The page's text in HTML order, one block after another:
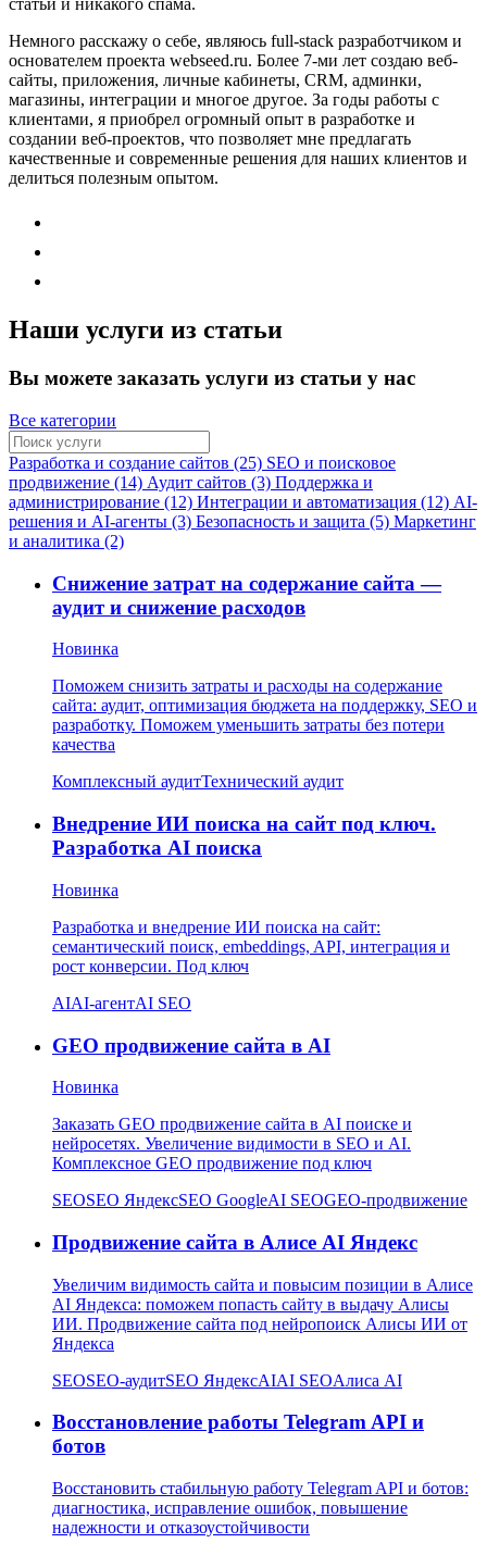
статьи и никакого спама.
Немного расскажу о себе, являюсь full-stack разработчиком и
основателем проекта webseed.ru. Более 7-ми лет создаю веб-
сайты, приложения, личные кабинеты, CRM, админки,
магазины, интеграции и многое другое. За годы работы с
клиентами, я приобрел огромный опыт в разработке и
создании веб-проектов, что позволяет мне предлагать
качественные и современные решения для наших клиентов и
делиться полезным опытом.
Наши услуги из статьи
Вы можете заказать услуги из статьи у нас
Все категории
Разработка и создание сайтов (25) SEO и поисковое
продвижение (14) Аудит сайтов (3) Поддержка и
администрирование (12) Интеграции и автоматизация (12) AI-
решения и AI-агенты (3) Безопасность и защита (5) Маркетинг
и аналитика (2)
Снижение затрат на содержание сайта —
аудит и снижение расходов
Новинка
Поможем снизить затраты и расходы на содержание
сайта: аудит, оптимизация бюджета на поддержку, SEO и
разработку. Поможем уменьшить затраты без потери
качества
Комплексный аудитТехнический аудит
Внедрение ИИ поиска на сайт под ключ.
Разработка AI поиска
Новинка
Разработка и внедрение ИИ поиска на сайт:
семантический поиск, embeddings, API, интеграция и
рост конверсии. Под ключ
AIAI-агентAI SEO
GEO продвижение сайта в AI
Новинка
Заказать GEO продвижение сайта в AI поиске и
нейросетях. Увеличение видимости в SEO и AI.
Комплексное GEO продвижение под ключ
SEOSEO ЯндексSEO GoogleAI SEOGEO-продвижение
Продвижение сайта в Алисе AI Яндекс
Увеличим видимость сайта и повысим позиции в Алисе
AI Яндекса: поможем попасть сайту в выдачу Алисы
ИИ. Продвижение сайта под нейропоиск Алисы ИИ от
Яндекса
SEOSEO-аудитSEO ЯндексAIAI SEOАлиса AI
Восстановление работы Telegram API и
ботов
Восстановить стабильную работу Telegram API и ботов:
диагностика, исправление ошибок, повышение
надежности и отказоустойчивости